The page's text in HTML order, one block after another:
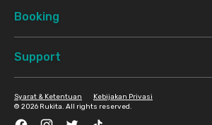
Booking
Support
© 2026 Rukita. All rights reserved.
Syarat & Ketentuan Kebijakan Privasi
FacebookInstagramTwitter TikTok